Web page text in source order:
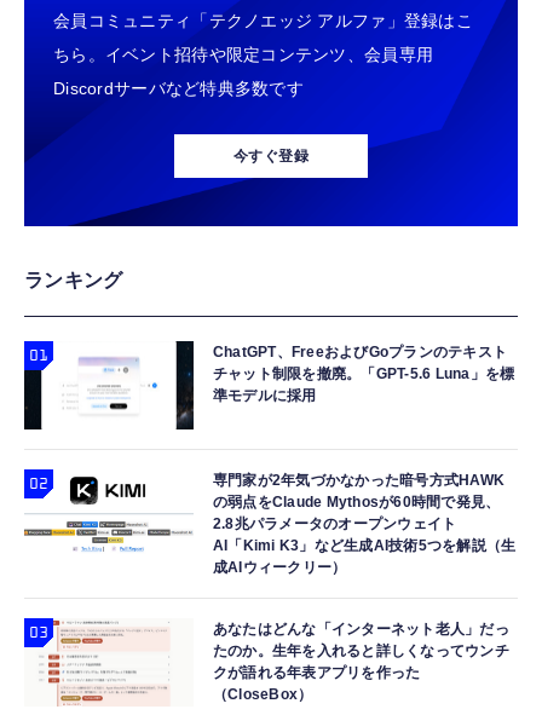
会員コミュニティ「テクノエッジ アルファ」登録はこ
ちら。イベント招待や限定コンテンツ、会員専用
Discordサーバなど特典多数です
今すぐ登録
ランキング
ChatGPT、FreeおよびGoプランのテキスト
チャット制限を撤廃。「GPT-5.6 Luna」を標
準モデルに採用
専門家が2年気づかなかった暗号方式HAWK
の弱点をClaude Mythosが60時間で発見、
2.8兆パラメータのオープンウェイト
AI「Kimi K3」など生成AI技術5つを解説（生
成AIウィークリー）
あなたはどんな「インターネット老人」だっ
たのか。生年を入れると詳しくなってウンチ
クが語れる年表アプリを作った
（CloseBox）